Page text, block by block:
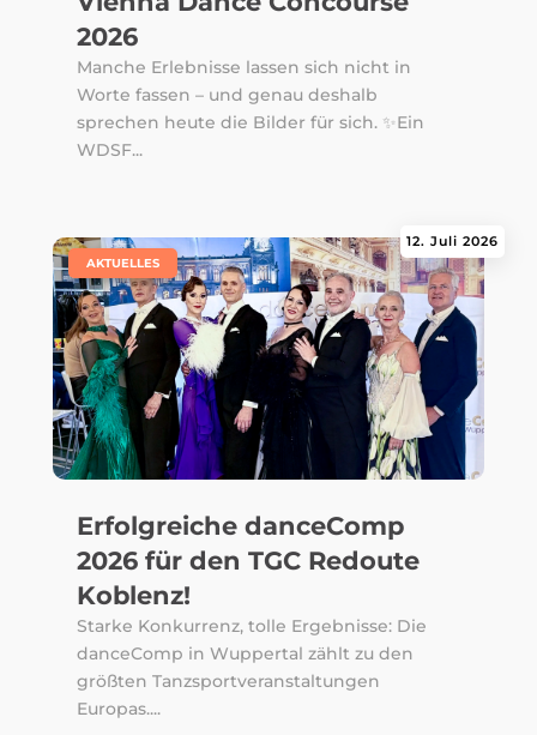
2026
Manche Erlebnisse lassen sich nicht in
Worte fassen – und genau deshalb
sprechen heute die Bilder für sich. ✨Ein
WDSF...
Erfolgreiche danceComp
2026 für den TGC Redoute
Koblenz!
12. Juli 2026
AKTUELLES
Starke Konkurrenz, tolle Ergebnisse: Die
danceComp in Wuppertal zählt zu den
größten Tanzsportveranstaltungen
Europas....